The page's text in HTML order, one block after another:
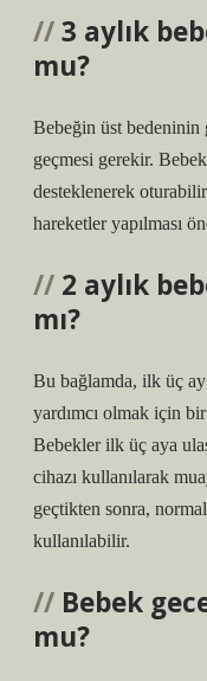
3 aylık
mu?
Bebeğin üst bedeninin
geçmesi gerekir.
desteklenerek
hareketler yapılması
2 aylık
mı?
Bu bağlamda, ilk üç
yardımcı olmak için
Bebekler ilk üç aya
cihazı kullanılarak
geçtikten sonra,
kullanılabilir.
Bebek
mu?